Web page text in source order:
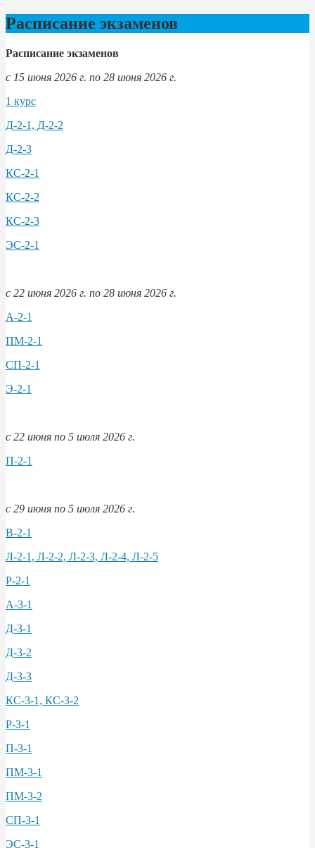
Расписание экзаменов
Расписание экзаменов
с 15 июня 2026 г. по 28 июня 2026 г.
1 курс
Д-2-1, Д-2-2
Д-2-3
КС-2-1
КС-2-2
КС-2-3
ЭС-2-1
с 22 июня 2026 г. по 28 июня 2026 г.
А-2-1
ПМ-2-1
СП-2-1
Э-2-1
с 22 июня по 5 июля 2026 г.
П-2-1
с 29 июня по 5 июля 2026 г.
В-2-1
Л-2-1, Л-2-2, Л-2-3, Л-2-4, Л-2-5
Р-2-1
А-3-1
Д-3-1
Д-3-2
Д-3-3
КС-3-1, КС-3-2
Р-3-1
П-3-1
ПМ-3-1
ПМ-3-2
СП-3-1
ЭС-3-1